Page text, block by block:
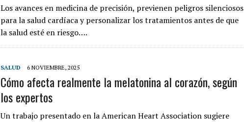
Los avances en medicina de precisión, previenen peligros silenciosos
para la salud cardíaca y personalizar los tratamientos antes de que
la salud esté en riesgo….
SALUD 6 NOVIEMBRE, 2025
Cómo afecta realmente la melatonina al corazón, según
los expertos
Un trabajo presentado en la American Heart Association sugiere